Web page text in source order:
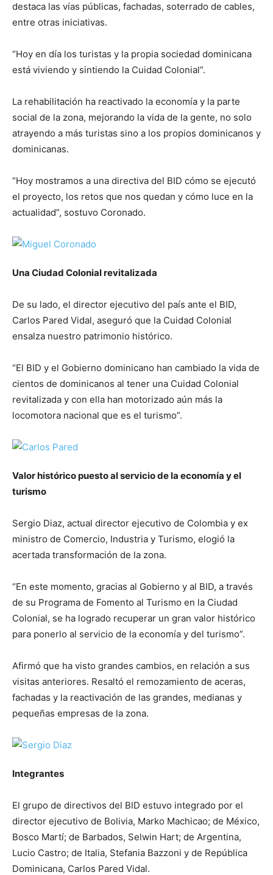
destaca las vías públicas, fachadas, soterrado de cables,
entre otras iniciativas.
“Hoy en día los turistas y la propia sociedad dominicana
está viviendo y sintiendo la Cuidad Colonial”.
La rehabilitación ha reactivado la economía y la parte
social de la zona, mejorando la vida de la gente, no solo
atrayendo a más turistas sino a los propios dominicanos y
dominicanas.
“Hoy mostramos a una directiva del BID cómo se ejecutó
el proyecto, los retos que nos quedan y cómo luce en la
actualidad”, sostuvo Coronado.
Una Ciudad Colonial revitalizada
De su lado, el director ejecutivo del país ante el BID,
Carlos Pared Vidal, aseguró que la Cuidad Colonial
ensalza nuestro patrimonio histórico.
“El BID y el Gobierno dominicano han cambiado la vida de
cientos de dominicanos al tener una Cuidad Colonial
revitalizada y con ella han motorizado aún más la
locomotora nacional que es el turismo”.
Valor histórico puesto al servicio de la economía y el
turismo
Sergio Diaz, actual director ejecutivo de Colombia y ex
ministro de Comercio, Industria y Turismo, elogió la
acertada transformación de la zona.
“En este momento, gracias al Gobierno y al BID, a través
de su Programa de Fomento al Turismo en la Ciudad
Colonial, se ha logrado recuperar un gran valor histórico
para ponerlo al servicio de la economía y del turismo”.
Afirmó que ha visto grandes cambios, en relación a sus
visitas anteriores. Resaltó el remozamiento de aceras,
fachadas y la reactivación de las grandes, medianas y
pequeñas empresas de la zona.
Integrantes
El grupo de directivos del BID estuvo integrado por el
director ejecutivo de Bolivia, Marko Machicao; de México,
Bosco Martí; de Barbados, Selwin Hart; de Argentina,
Lucio Castro; de Italia, Stefania Bazzoni y de República
Dominicana, Carlos Pared Vidal.